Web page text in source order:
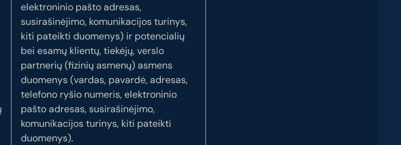
elektroninio pašto adresas,
susirašinėjimo, komunikacijos turinys,
kiti pateikti duomenys) ir potencialių
bei esamų klientų, tiekėjų, verslo
partnerių (fizinių asmenų) asmens
duomenys (vardas, pavardė, adresas,
telefono ryšio numeris, elektroninio
pašto adresas, susirašinėjimo,
komunikacijos turinys, kiti pateikti
duomenys).